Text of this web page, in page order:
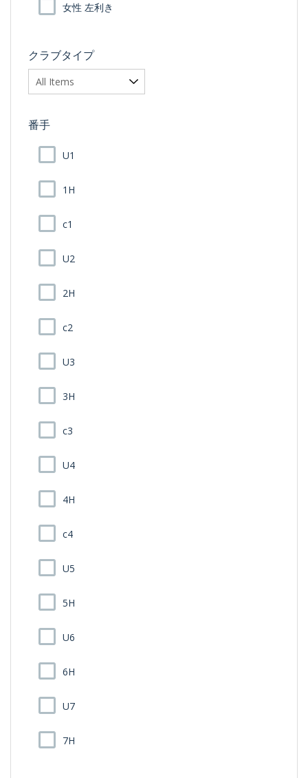
女性 左利き
クラブタイプ
番手
U1
1H
c1
U2
2H
c2
U3
3H
c3
U4
4H
c4
U5
5H
U6
6H
U7
7H